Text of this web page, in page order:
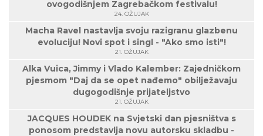
ovogodišnjem Zagrebačkom festivalu!
24. OŽUJAK
Macha Ravel nastavlja svoju razigranu glazbenu
evoluciju! Novi spot i singl - "Ako smo isti"!
21. OŽUJAK
Alka Vuica, Jimmy i Vlado Kalember: Zajedničkom
pjesmom "Daj da se opet nađemo" obilježavaju
dugogodišnje prijateljstvo
21. OŽUJAK
JACQUES HOUDEK na Svjetski dan pjesništva s
ponosom predstavlja novu autorsku skladbu -